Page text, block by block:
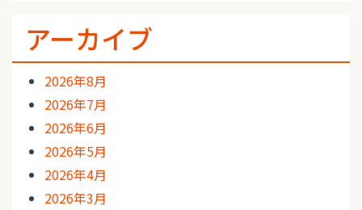
アーカイブ
2026年8月
2026年7月
2026年6月
2026年5月
2026年4月
2026年3月